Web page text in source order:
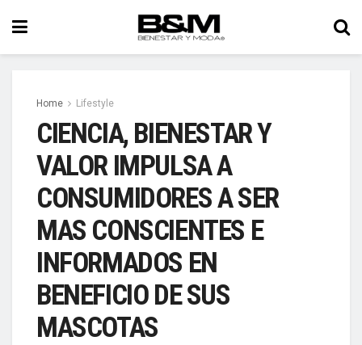
Home Lifestyle
CIENCIA, BIENESTAR Y
VALOR IMPULSA A
CONSUMIDORES A SER
MAS CONSCIENTES E
INFORMADOS EN
BENEFICIO DE SUS
MASCOTAS